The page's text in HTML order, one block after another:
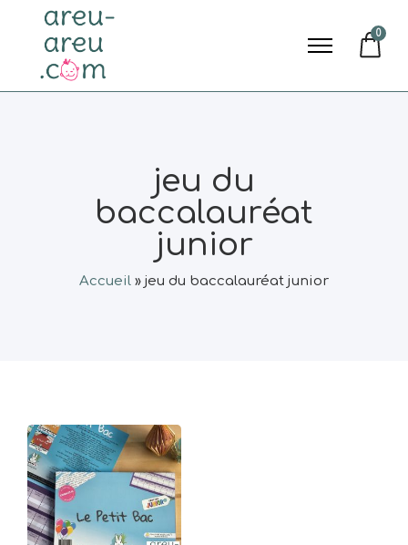
0
jeu du
baccalauréat
junior
Accueil » jeu du baccalauréat junior